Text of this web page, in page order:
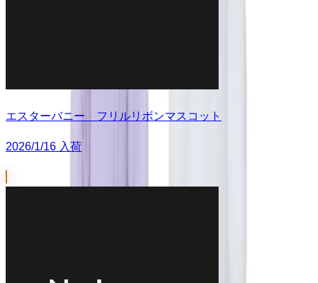
エスターバニー フリルリボンマスコット
2026/1/16 入荷